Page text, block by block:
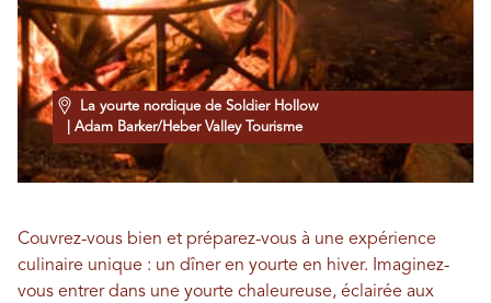
La yourte nordique de Soldier Hollow
| Adam Barker/Heber Valley Tourisme
Couvrez-vous bien et préparez-vous à une expérience
culinaire unique : un dîner en yourte en hiver. Imaginez-
vous entrer dans une yourte chaleureuse, éclairée aux